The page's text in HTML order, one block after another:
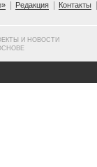
Редакция Контакты
И НОВОСТИ